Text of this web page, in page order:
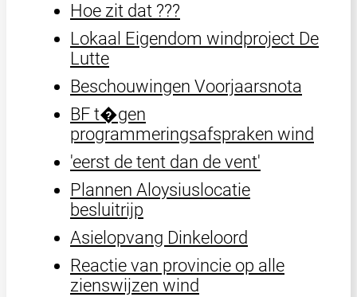
Hoe zit dat ???
Lokaal Eigendom windproject De
Lutte
Beschouwingen Voorjaarsnota
BF t�gen
programmeringsafspraken wind
'eerst de tent dan de vent'
Plannen Aloysiuslocatie
besluitrijp
Asielopvang Dinkeloord
Reactie van provincie op alle
zienswijzen wind